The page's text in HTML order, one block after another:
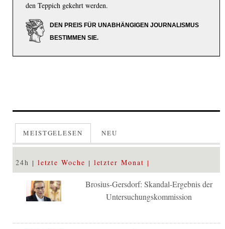
den Teppich gekehrt werden.
DEN PREIS FÜR UNABHÄNGIGEN JOURNALISMUS
BESTIMMEN SIE.
MEISTGELESEN NEU
24h letzte Woche letzter Monat
Brosius-Gersdorf: Skandal-Ergebnis der
Untersuchungskommission